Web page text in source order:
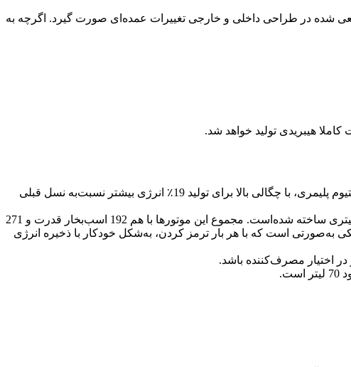
کیا اپتیما خواهد بود و گفته‌ شده‌است که سعی شده در طراحی داخلی و خارجی تغییرات عمده‌ای صورت گیرد. اگرچه به
کیا اپیتما دارای یک موتور 2 لیتری با گیربکس 6 سرعته اتوماتیک و یک موتور ترکیبی هیبریدی است. این خودرو دارای یک باتری سبک لیتیوم پلیمری، با چگالی بالا برای تولید 19٪ انرژی بیشتر نسبت‌به نسل قبلی
مدل Kia Optima Hybrid 2020 یک سدان متوسط با ظرفیت 5 سرنشین است که از ترکیب موتور الکتریکی و موتور چهار سیلندر 2.0 لیتری ساخته شده‌است. مجموع این موتورها با هم 192 اسب‌بخار قدرت و 271
به‌صورتی‌ است که با هر بار ترمز کردن، به‌شکل خودکار با ذخیره انرژی
در اختیار مصرف‌کننده باشد.